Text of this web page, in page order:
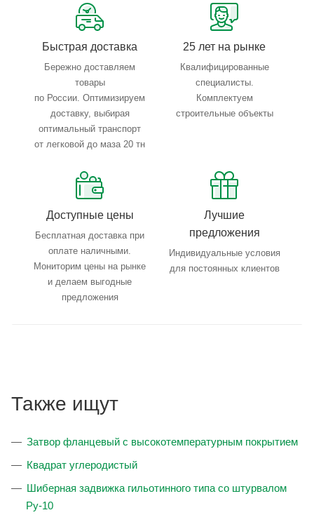
Быстрая доставка
Бережно доставляем
товары
по России. Оптимизируем
доставку, выбирая
оптимальный транспорт
от легковой до маза 20 тн
25 лет на рынке
Квалифицированные
специалисты.
Комплектуем
строительные объекты
Доступные цены
Бесплатная доставка при
оплате наличными.
Мониторим цены на рынке
и делаем выгодные
предложения
Лучшие
предложения
Индивидуальные условия
для постоянных клиентов
Также ищут
Затвор фланцевый с высокотемпературным покрытием
Квадрат углеродистый
Шиберная задвижка гильотинного типа со штурвалом
Ру-10